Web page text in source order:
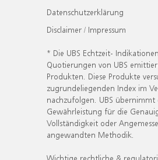
Datenschutzerklärung
Disclaimer / Impressum
* Die UBS Echtzeit-
Quotierungen von UBS
Produkten. Diese Produkte
zugrundeliegenden Index im
nachzufolgen. UBS übernimmt
Gewährleistung für die
Vollständigkeit oder
angewandten Methodik.